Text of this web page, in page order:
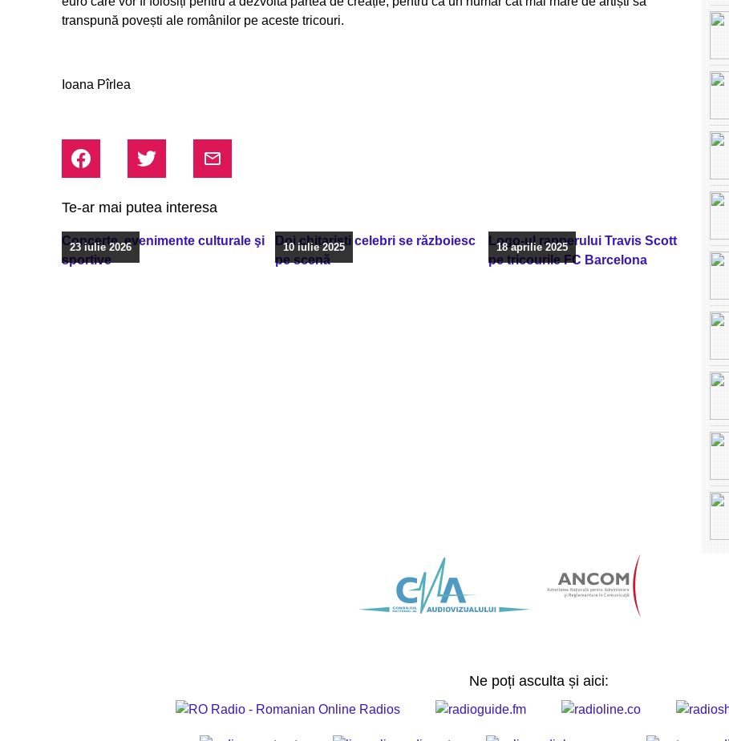
transpună povești ale românilor pe aceste tricouri.
Ioana Pîrlea
Te-ar mai putea interesa
Concerte, evenimente culturale şi
sportive
23 iulie 2026
Doi chitarişti celebri se războiesc
pe scenă
10 iulie 2025
Logo-ul rapperului Travis Scott
pe tricourile FC Barcelona
18 aprilie 2025
Ne poți asculta și aici: